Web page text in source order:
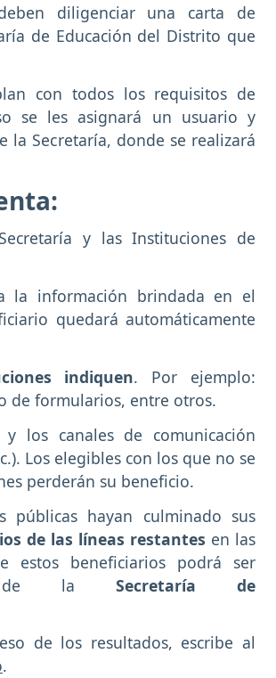
diligenciar una carta de
de Educación del Distrito que
con todos los requisitos de
se les asignará un usuario y
la Secretaría, donde se realizará
y las Instituciones de
la información brindada en el
quedará automáticamente
indiquen. Por ejemplo:
de formularios, entre otros.
y los canales de comunicación
Los elegibles con los que no se
perderán su beneficio.
públicas hayan culminado sus
de las líneas restantes en las
estos beneficiarios podrá ser
de la Secretaría de
de los resultados, escribe al
.